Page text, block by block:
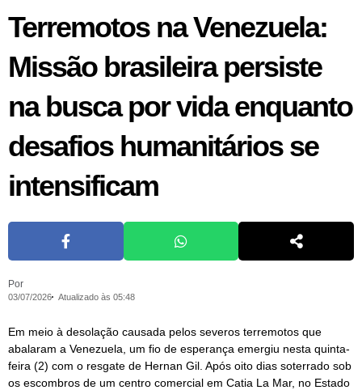
Terremotos na Venezuela:
Missão brasileira persiste
na busca por vida enquanto
desafios humanitários se
intensificam
Por
03/07/2026 Atualizado às 05:48
Em meio à desolação causada pelos severos terremotos que
abalaram a Venezuela, um fio de esperança emergiu nesta quinta-
feira (2) com o resgate de Hernan Gil. Após oito dias soterrado sob
os escombros de um centro comercial em Catia La Mar, no Estado